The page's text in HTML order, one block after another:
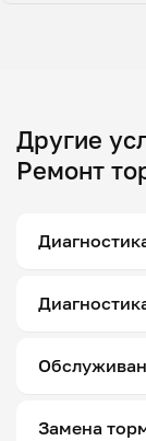
Другие
Ремонт
Замена